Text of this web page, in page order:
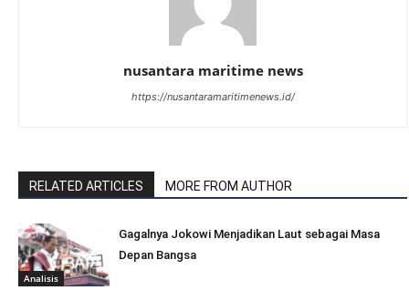
nusantara maritime news
https://nusantaramaritimenews.id/
RELATED ARTICLES MORE FROM AUTHOR
Analisis
Gagalnya Jokowi Menjadikan Laut sebagai Masa
Depan Bangsa